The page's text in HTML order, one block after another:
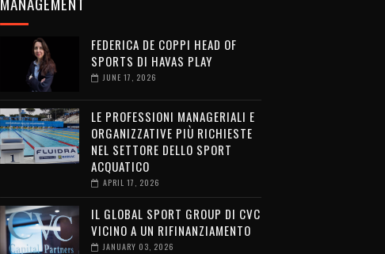
FEDERICA DE COPPI HEAD OF
SPORTS DI HAVAS PLAY
JUNE 17, 2026
LE PROFESSIONI MANAGERIALI E
ORGANIZZATIVE PIÙ RICHIESTE
NEL SETTORE DELLO SPORT
ACQUATICO
APRIL 17, 2026
IL GLOBAL SPORT GROUP DI CVC
VICINO A UN RIFINANZIAMENTO
JANUARY 03, 2026